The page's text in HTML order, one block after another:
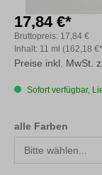
17,84 €*
Inhalt: 11 ml (162,18
Bruttopreis: 17,84 €
Preise inkl. MwSt.
Sofort verfügbar,
alle Farben